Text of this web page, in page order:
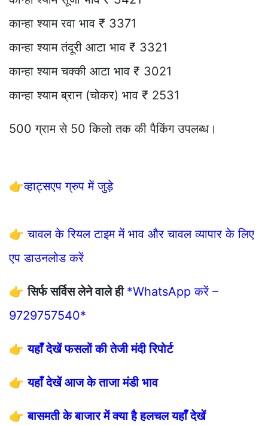
कान्हा श्याम रवा भाव ₹ 3371
कान्हा श्याम तंदूरी आटा भाव ₹ 3321
कान्हा श्याम चक्की आटा भाव ₹ 3021
कान्हा श्याम ब्रान (चोकर) भाव ₹ 2531
500 ग्राम से 50 किलो तक की पैकिंग उपलब्ध।
👉व्हाट्सएप ग्रुप में जुड़े
👉चावल के रियल टाइम में भाव और चावल व्यापार के लिए
एप डाउनलोड करें
👉सिर्फ सर्विस लेने वाले ही *WhatsApp करें –
9729757540*
👉यहाँ देखें फसलों की तेजी मंदी रिपोर्ट
👉यहाँ देखें आज के ताजा मंडी भाव
👉बासमती के बाजार में क्या है हलचल यहाँ देखें